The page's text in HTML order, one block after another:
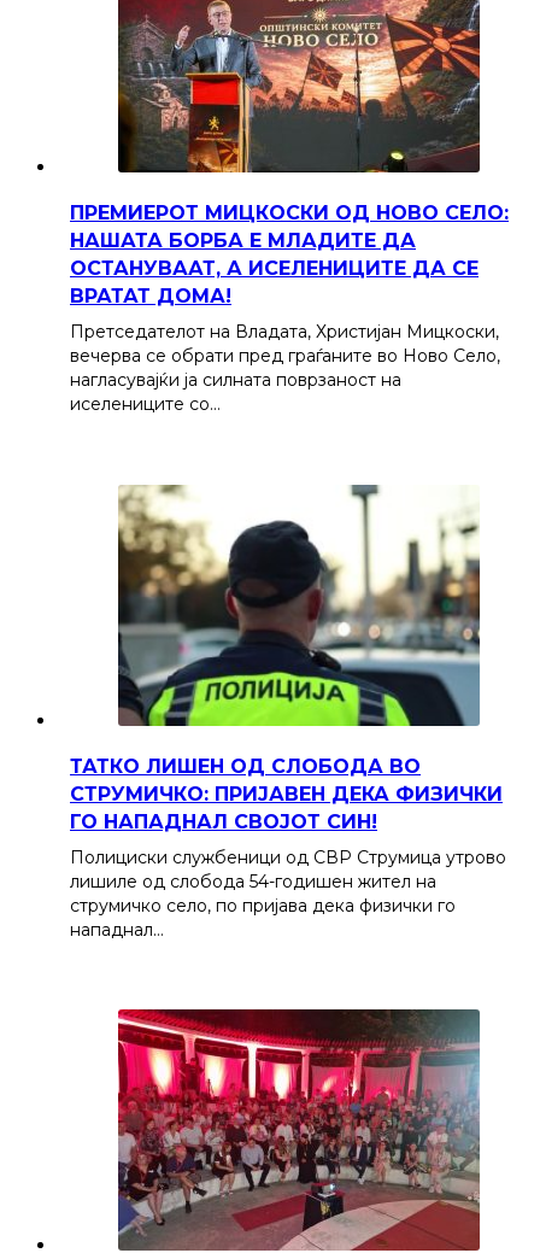
ПРЕМИЕРОТ МИЦКОСКИ ОД НОВО СЕЛО:
НАШАТА БОРБА Е МЛАДИТЕ ДА
ОСТАНУВААТ, А ИСЕЛЕНИЦИТЕ ДА СЕ
ВРАТАТ ДОМА!
Претседателот на Владата, Христијан Мицкоски,
вечерва се обрати пред граѓаните во Ново Село,
нагласувајќи ја силната поврзаност на
иселениците со…
ТАТКО ЛИШЕН ОД СЛОБОДА ВО
СТРУМИЧКО: ПРИЈАВЕН ДЕКА ФИЗИЧКИ
ГО НАПАДНАЛ СВОЈОТ СИН!
Полициски службеници од СВР Струмица утрово
лишиле од слобода 54-годишен жител на
струмичко село, по пријава дека физички го
нападнал…